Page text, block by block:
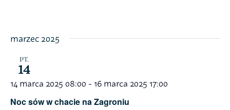
marzec 2025
PT.
14
Noc sów w chacie na Zagroniu
14 marca 2025 08:00 - 16 marca 2025 17:00